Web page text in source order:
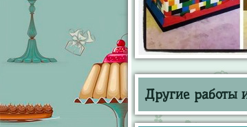
Другие работы